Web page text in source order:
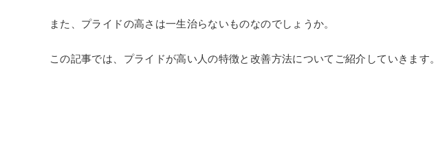
また、プライドの高さは一生治らないものなのでしょうか。
この記事では、プライドが高い人の特徴と改善方法についてご紹介していきます。